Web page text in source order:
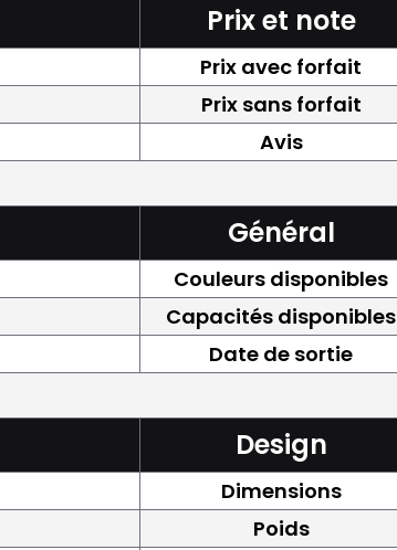
Prix et note
Prix avec forfait
Prix sans forfait
Avis
Général
Couleurs disponibles
Capacités disponibles
Date de sortie
Design
Dimensions
Poids